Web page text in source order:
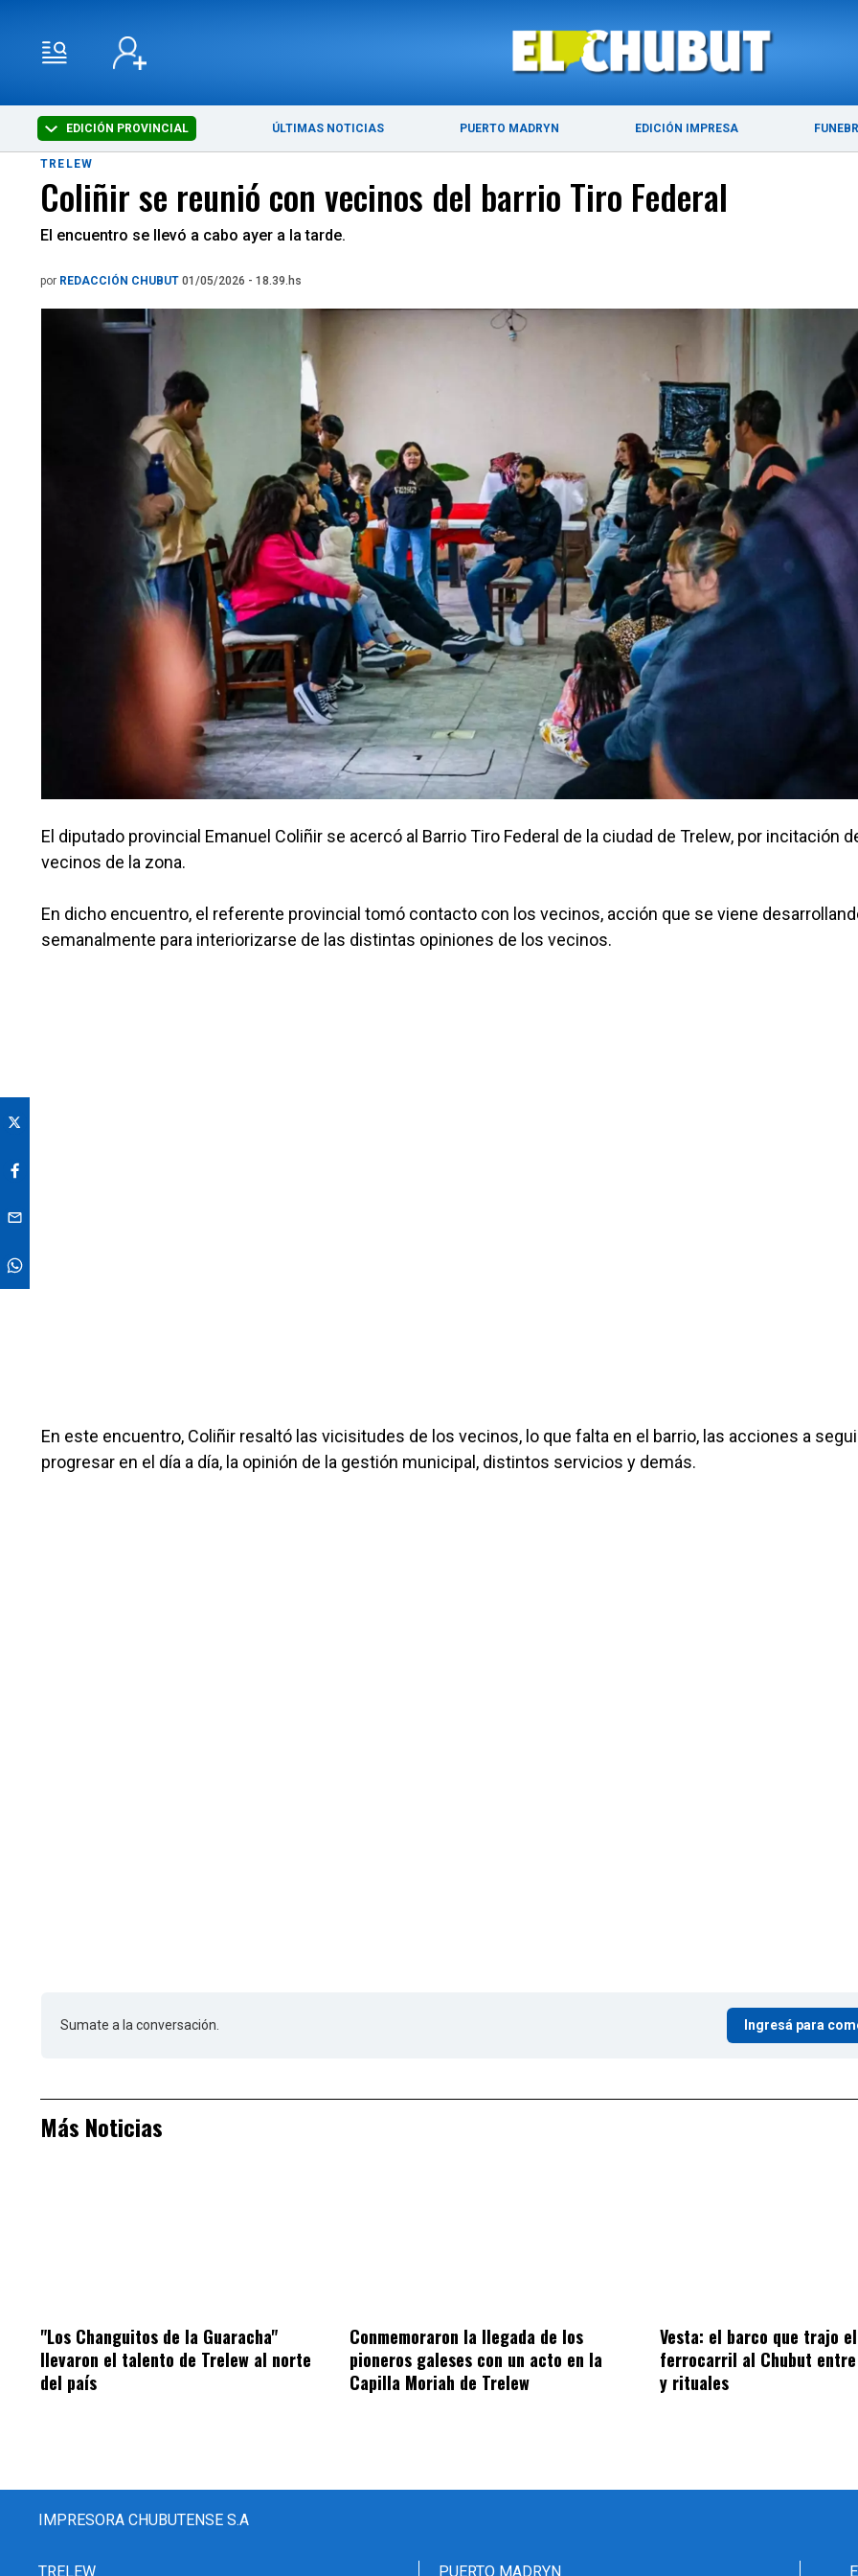
EDICIÓN PROVINCIAL ÚLTIMAS NOTICIAS PUERTO MADRYN EDICIÓN IMPRESA
ÚLTIMAS NOTICIAS PUERTO MADRYN
TRELEW
Coliñir se reunió con vecinos del barrio Tiro Federal
El encuentro se llevó a cabo ayer a la tarde.
por REDACCIÓN CHUBUT 01/05/2026 - 18.39.hs
El diputado provincial Emanuel Coliñir se acercó al Barrio Tiro Federal de la ciudad de Trelew, por incitación
vecinos de la zona.
En dicho encuentro, el referente provincial tomó contacto con los vecinos, acción que se viene
semanalmente para interiorizarse de las distintas opiniones de los vecinos.
En este encuentro, Coliñir resaltó las vicisitudes de los vecinos, lo que falta en el barrio, las acciones a
progresar en el día a día, la opinión de la gestión municipal, distintos servicios y demás.
Sumate a la conversación. Ingresá para
Más Noticias
"Los Changuitos de la Guaracha"
llevaron el talento de Trelew al norte
del país
Conmemoraron la llegada de los
pioneros galeses con un acto en la
Capilla Moriah de Trelew
Vesta: el barco que trajo el
ferrocarril al Chubut
y rituales
IMPRESORA CHUBUTENSE S.A
TRELEW PUERTO MADRYN